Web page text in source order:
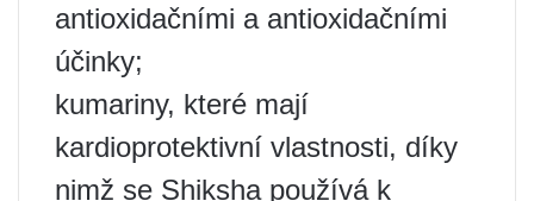
antioxidačními a antioxidačními
účinky;
kumariny, které mají
kardioprotektivní vlastnosti, díky
nimž se Shiksha používá k